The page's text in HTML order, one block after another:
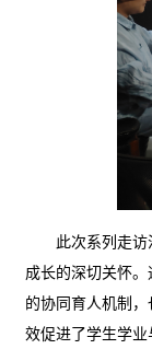
此次系列走
成长的深切关怀
的协同育人机制
效促进了学生学